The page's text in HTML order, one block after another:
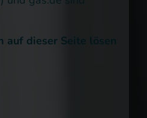
auf dieser Seite lösen